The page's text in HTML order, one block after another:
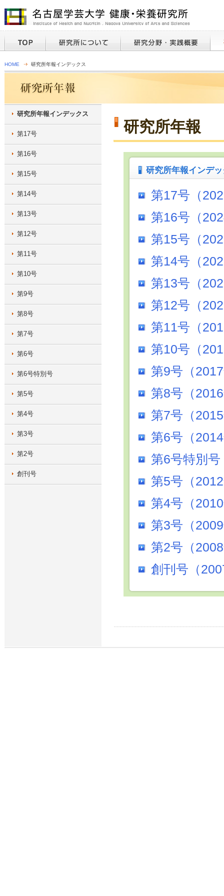
HOME 研究所年報インデックス
研究所年報インデックス
第17号
第16号
第15号
第14号
第13号
第12号
第11号
第10号
第9号
第8号
第7号
第6号
第6号特別号
第5号
第4号
第3号
第2号
創刊号
研究所年報
研究所年報インデ
第17号（
第16号（
第15号（
第14号（
第13号（
第12号（
第11号（
第10号（
第9号（
第8号（
第7号（
第6号（
第6号特別
第5号（
第4号（
第3号（
第2号（
創刊号（